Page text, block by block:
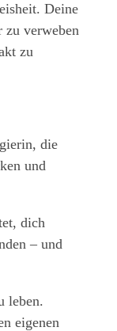
Deine
verweben
zu
die
und
dich
– und
leben.
eigenen